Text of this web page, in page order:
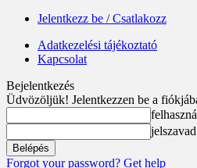
Jelentkezz be / Csatlakozz
Adatkezelési tájékoztató
Kapcsolat
Bejelentkezés
Üdvözöljük! Jelentkezzen be a
jelszavad
Forgot your password? Get help